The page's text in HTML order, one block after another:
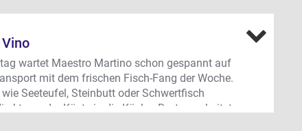
Marlene Morais und rechter Hand Pedro Garcia.
ist der atmosphärische Außenbereich. Die
wird rund um die Uhr von der Sonne
Vino & mehr
übrigens “Pizza-Pasta-Vino", aber der
Einfallsreichtum der Küchen-Crew geht weit
wartet Maestro Martino schon gespannt auf
mit dem frischen Fisch-Fang der Woche.
Seeteufel, Steinbutt oder Schwertfisch
von der Küste in die Küche. Dort verarbeitet